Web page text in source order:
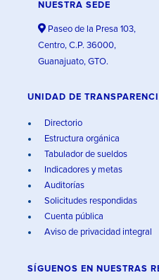
NUESTRA SEDE
Paseo de la Presa 103,
Centro, C.P. 36000,
Guanajuato, GTO.
UNIDAD DE
Directorio
Estructura orgánica
Tabulador de sueldos
Indicadores y metas
Auditorías
Solicitudes respondidas
Cuenta pública
Aviso de privacidad integral
SÍGUENOS EN NUESTRAS